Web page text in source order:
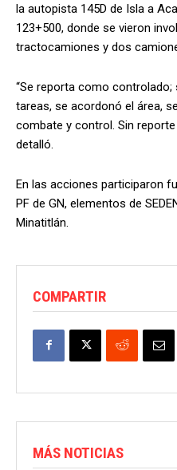
la autopista 145D de Isla a
123+500, donde se vieron
tractocamiones y dos
“Se reporta como
tareas, se acordonó el área,
combate y control. Sin
detalló.
En las acciones participaron
PF de GN, elementos de
Minatitlán.
COMPARTIR
MÁS NOTICIAS